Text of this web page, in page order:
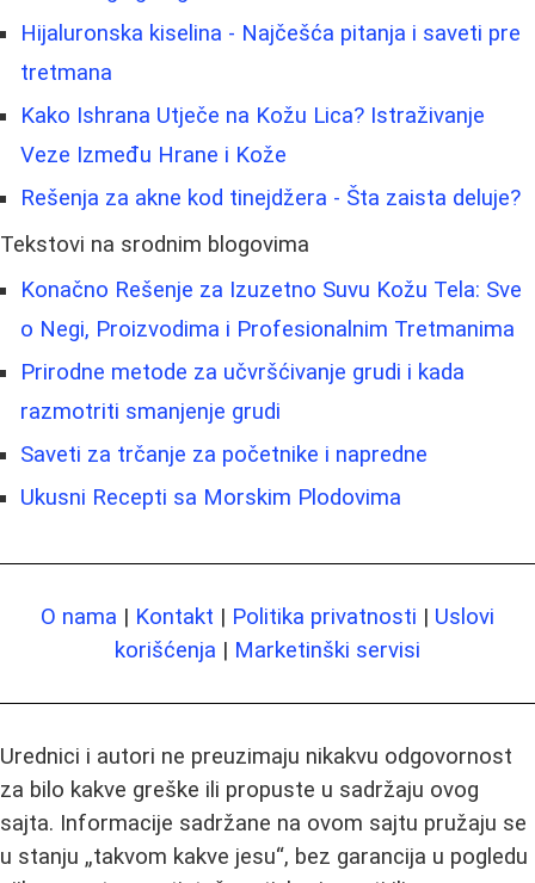
Hijaluronska kiselina - Najčešća pitanja i saveti pre
tretmana
Kako Ishrana Utječe na Kožu Lica? Istraživanje
Veze Između Hrane i Kože
Rešenja za akne kod tinejdžera - Šta zaista deluje?
Tekstovi na srodnim blogovima
Konačno Rešenje za Izuzetno Suvu Kožu Tela: Sve
o Negi, Proizvodima i Profesionalnim Tretmanima
Prirodne metode za učvršćivanje grudi i kada
razmotriti smanjenje grudi
Saveti za trčanje za početnike i napredne
Ukusni Recepti sa Morskim Plodovima
O nama | Kontakt | Politika privatnosti | Uslovi
korišćenja | Marketinški servisi
Urednici i autori ne preuzimaju nikakvu odgovornost
za bilo kakve greške ili propuste u sadržaju ovog
sajta. Informacije sadržane na ovom sajtu pružaju se
u stanju „takvom kakve jesu“, bez garancija u pogledu